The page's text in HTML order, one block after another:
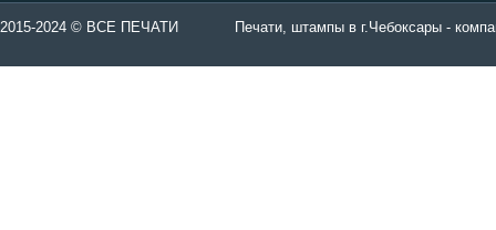
в Чебоксары. Печати, штампы в г.Чебоксары -
2015-2024 © ВСЕ ПЕЧАТИ